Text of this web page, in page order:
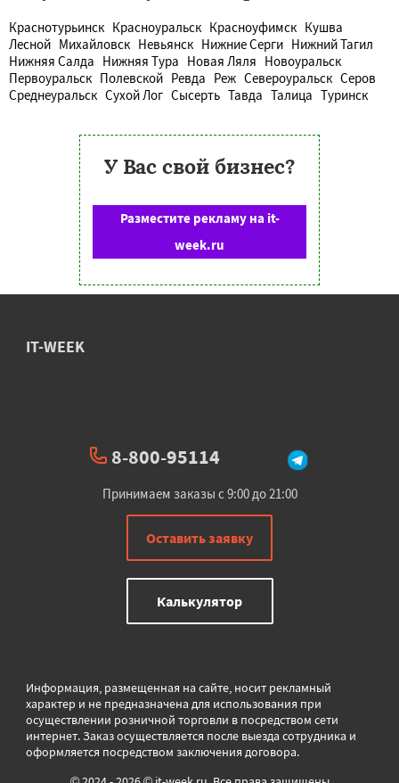
Краснотурьинск Красноуральск Красноуфимск Кушва
Лесной Михайловск Невьянск Нижние Серги Нижний Тагил
Нижняя Салда Нижняя Тура Новая Ляля Новоуральск
Первоуральск Полевской Ревда Реж Североуральск Серов
Среднеуральск Сухой Лог Сысерть Тавда Талица Туринск
У Вас свой бизнес?
Разместите рекламу на it-
week.ru
IT-WEEK
8-800-95114
Принимаем заказы с 9:00 до 21:00
Оставить заявку
Калькулятор
Информация, размещенная на сайте, носит рекламный
характер и не предназначена для использования при
осуществлении розничной торговли в посредством сети
интернет. Заказ осуществляется после выезда сотрудника и
оформляется посредством заключения договора.